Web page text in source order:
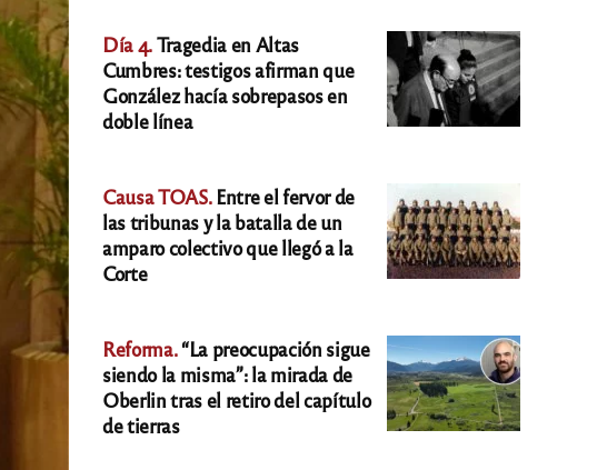
Día 4.Tragedia en Altas
Cumbres: testigos afirman que
González hacía sobrepasos en
doble línea
Causa TOAS.Entre el fervor de
las tribunas y la batalla de un
amparo colectivo que llegó a la
Corte
Reforma.“La preocupación sigue
siendo la misma”: la mirada de
Oberlin tras el retiro del capítulo
de tierras